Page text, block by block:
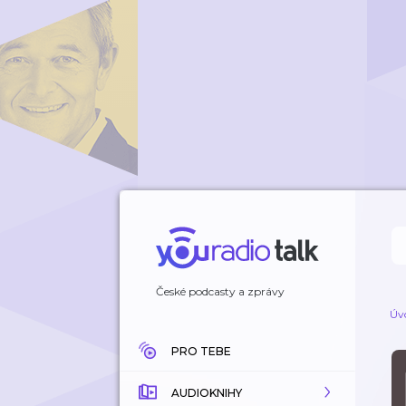
České podcasty a zprávy
PRO TEBE
AUDIOKNIHY